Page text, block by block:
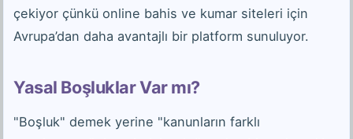
çekiyor çünkü online bahis ve kumar siteleri için
Avrupa’dan daha avantajlı bir platform sunuluyor.
Yasal Boşluklar Var mı?
"Boşluk" demek yerine "kanunların farklı